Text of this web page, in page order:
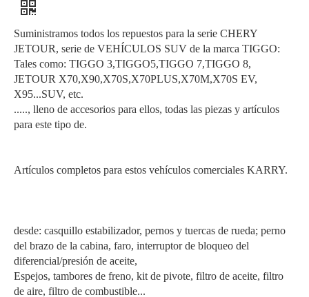
Suministramos todos los repuestos para la serie CHERY
JETOUR, serie de VEHÍCULOS SUV de la marca TIGGO:
Tales como: TIGGO 3,TIGGO5,TIGGO 7,TIGGO 8,
JETOUR X70,X90,X70S,X70PLUS,X70M,X70S EV,
X95...SUV, etc.
....., lleno de accesorios para ellos, todas las piezas y artículos
para este tipo de.
Artículos completos para estos vehículos comerciales KARRY.
desde: casquillo estabilizador, pernos y tuercas de rueda; perno
del brazo de la cabina, faro, interruptor de bloqueo del
diferencial/presión de aceite,
Espejos, tambores de freno, kit de pivote, filtro de aceite, filtro
de aire, filtro de combustible...